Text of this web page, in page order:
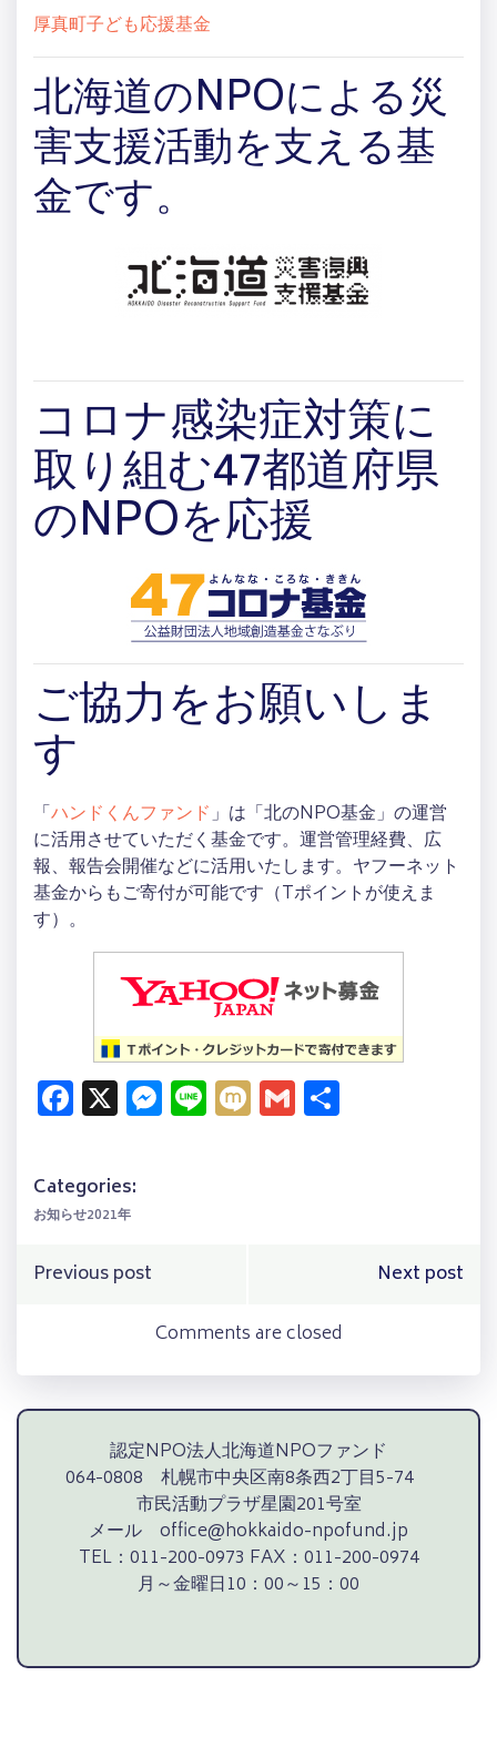
厚真町子ども応援基金
北海道のNPOによる災
害支援活動を支える基
金です。
コロナ感染症対策に
取り組む47都道府県
のNPOを応援
ご協力をお願いしま
す
「ハンドくんファンド」は「北のNPO基金」の運営
に活用させていただく基金です。運営管理経費、広
報、報告会開催などに活用いたします。ヤフーネット
基金からもご寄付が可能です（Tポイントが使えま
す）。
Facebook
X Messenger
LineMixiGmail
Categories:
お知らせ2021年
Post
navigation
Previous post
navigation
Next post
Comments are closed
認定NPO法人北海道NPOファンド
064-0808 札幌市中央区南8条西2丁目5-74
市民活動プラザ星園201号室
メール office@hokkaido-npofund.jp
TEL：011-200-0973 FAX：011-200-0974
月～金曜日10：00～15：00